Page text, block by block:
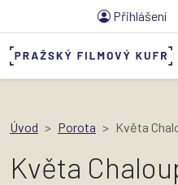
Přihlášení
Úvod Porota Květa
Květa